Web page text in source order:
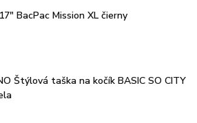
BacPac Mission XL čierny
Štýlová taška na kočík BASIC SO CITY